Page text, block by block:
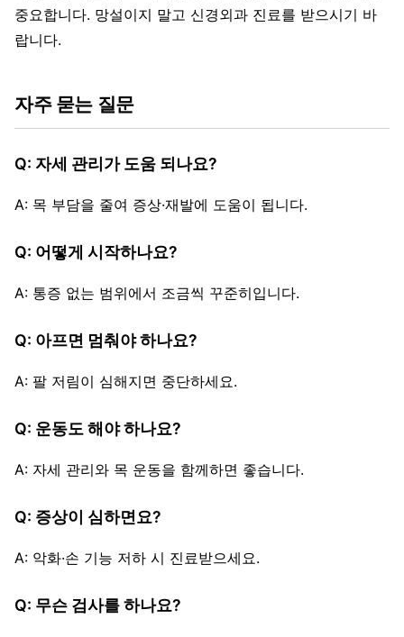
중요합니다. 망설이지 말고 신경외과 진료를 받으시기 바
랍니다.
자주 묻는 질문
Q: 자세 관리가 도움 되나요?
A: 목 부담을 줄여 증상·재발에 도움이 됩니다.
Q: 어떻게 시작하나요?
A: 통증 없는 범위에서 조금씩 꾸준히입니다.
Q: 아프면 멈춰야 하나요?
A: 팔 저림이 심해지면 중단하세요.
Q: 운동도 해야 하나요?
A: 자세 관리와 목 운동을 함께하면 좋습니다.
Q: 증상이 심하면요?
A: 악화·손 기능 저하 시 진료받으세요.
Q: 무슨 검사를 하나요?